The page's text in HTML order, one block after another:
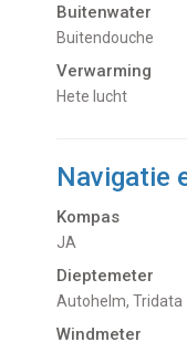
Buitenwater
buitendouche
Verwarming
hete lucht
Navigatie
Kompas
JA
Dieptemeter
Autohelm, Tridata
Windmeter